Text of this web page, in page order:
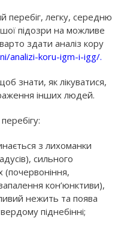
перебіг, легку, середню
підозри на можливе
здати аналіз кору
analizi-koru-igm-i-igg/.
знати, як лікуватися,
інших людей.
з лихоманки
сильного
кон’юнктиви),
нежить та поява
піднебінні;